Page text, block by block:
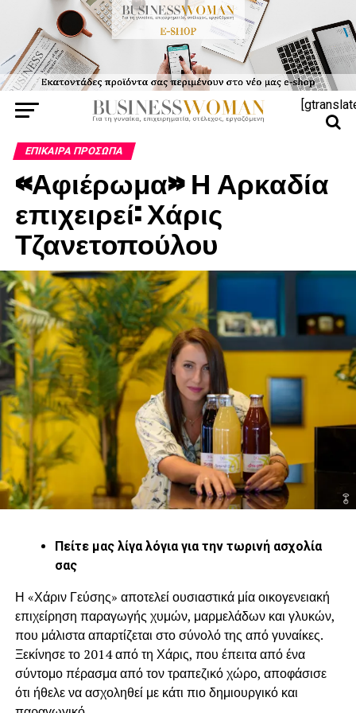
ΕΠΊΚΑΙΡΑ ΠΡΌΣΩΠΑ
«Αφιέρωμα» Η Αρκαδία
επιχειρεί: Χάρις
Τζανετοπούλου
Πείτε μας λίγα λόγια για την τωρινή ασχολία
σας
Η «Χάριν Γεύσης» αποτελεί ουσιαστικά μία οικογενειακή
επιχείρηση παραγωγής χυμών, μαρμελάδων και γλυκών,
που μάλιστα απαρτίζεται στο σύνολό της από γυναίκες.
Ξεκίνησε το 2014 από τη Χάρις, που έπειτα από ένα
σύντομο πέρασμα από τον τραπεζικό χώρο, αποφάσισε
ότι ήθελε να ασχοληθεί με κάτι πιο δημιουργικό και